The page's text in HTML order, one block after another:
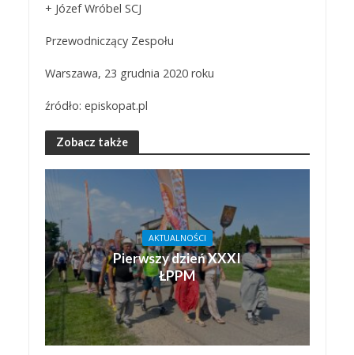
+ Józef Wróbel SCJ
Przewodniczący Zespołu
Warszawa, 23 grudnia 2020 roku
źródło: episkopat.pl
Zobacz także
AKTUALNOŚCI
Pierwszy dzień XXXI
ŁPPM